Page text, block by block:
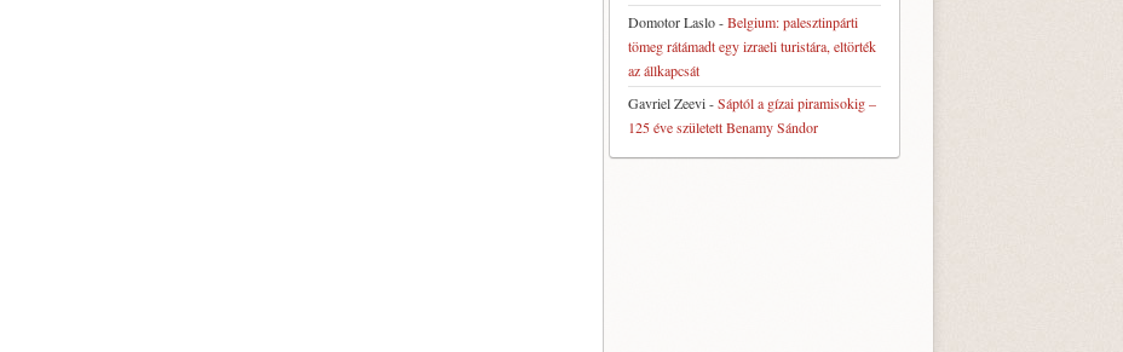
Domotor Laslo-Belgium: palesztinpárti
tömeg rátámadt egy izraeli turistára, eltörték
az állkapcsát
Gavriel Zeevi-Sáptól a gízai piramisokig –
125 éve született Benamy Sándor